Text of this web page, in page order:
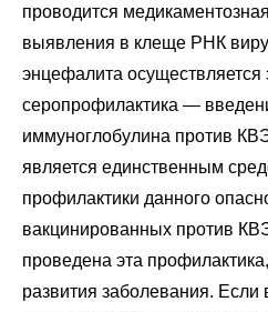
проводится
выявления в клеще РНК
энцефалита осуществляется
серопрофилактика —
иммуноглобулина против
является единственным
профилактики данного
вакцинированных против
проведена эта
развития заболевания.